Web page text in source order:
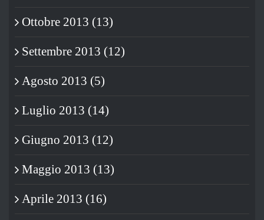
Ottobre 2013 (13)
Settembre 2013 (12)
Agosto 2013 (5)
Luglio 2013 (14)
Giugno 2013 (12)
Maggio 2013 (13)
Aprile 2013 (16)